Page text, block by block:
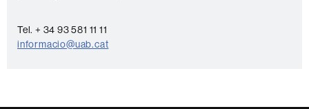
a
c
Tel. + 34 93 581 11 11
informacio@uab.cat